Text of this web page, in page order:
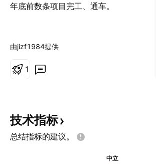
年底前数条项目完工、通车。
由jizf1984提供
1
技术指标
总结指标的建议。
中立